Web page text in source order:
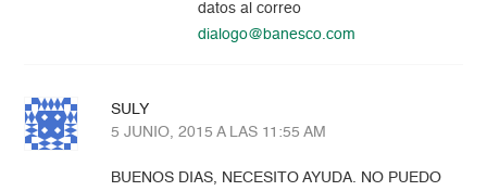
datos al correo
dialogo@banesco.com
SULY
5 JUNIO, 2015 A LAS 11:55 AM
BUENOS DIAS, NECESITO AYUDA. NO PUEDO